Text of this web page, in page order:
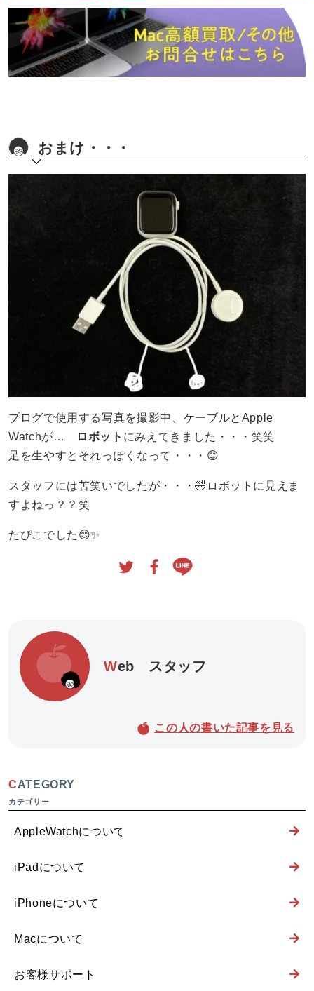
おまけ・・・
ブログで使用する写真を撮影中、ケーブルとApple
Watchが…
ロボット にみえてきました・・・笑笑
足を生やすとそれっぽくなって・・・😊
スタッフには苦笑いでしたが・・・🤣ロボットに見えま
すよねっ？？笑
たぴこでした😊✨
Web スタッフ
この人の書いた記事を見る
CATEGORY
AppleWatchについて
iPadについて
iPhoneについて
Macについて
お客様サポート